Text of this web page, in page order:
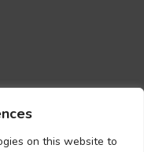
on this website to